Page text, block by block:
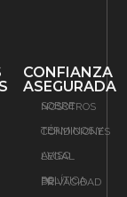
CONFIANZA
ASEGURADA
SOBRE NOSOTROS
TÉRMINOS Y CONDICIONES
AVISO LEGAL
POLÍTICA DE PRIVACIDAD